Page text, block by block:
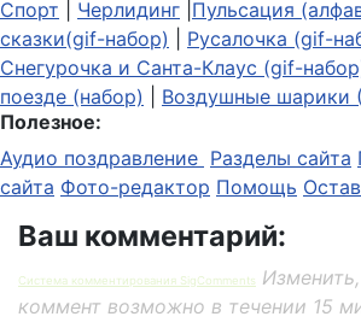
Спорт
Черлидинг Пульсация
сказки(gif-набор)
Русалочка (gif-
Снегурочка и Санта-Клаус (gif-
поезде (набор)
Воздушные шарики
Полезное:
Аудио поздравление Разделы сайта
сайта Фото-редактор Помощь
Ваш комментарий:
Система комментирования SigComments
коммент возможно в течении 15